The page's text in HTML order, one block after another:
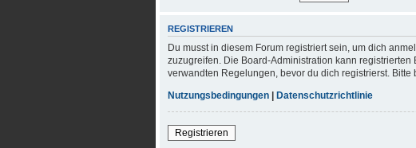
REGISTRIEREN
Du musst in diesem Forum registriert sein, um dich
zuzugreifen. Die Board-Administration kann
verwandten Regelungen, bevor du dich registrierst.
Nutzungsbedingungen| Datenschutzrichtlinie
Registrieren